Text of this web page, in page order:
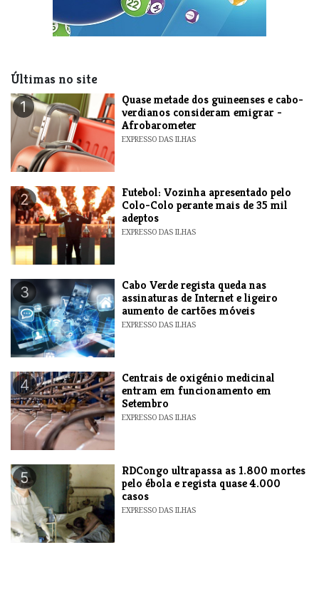
Últimas no site
1
Quase metade dos guineenses e cabo-
verdianos consideram emigrar -
Afrobarometer
EXPRESSO DAS ILHAS
2
Futebol: Vozinha apresentado pelo
Colo-Colo perante mais de 35 mil
adeptos
EXPRESSO DAS ILHAS
3
Cabo Verde regista queda nas
assinaturas de Internet e ligeiro
aumento de cartões móveis
EXPRESSO DAS ILHAS
4
Centrais de oxigénio medicinal
entram em funcionamento em
Setembro
EXPRESSO DAS ILHAS
5
RDCongo ultrapassa as 1.800 mortes
pelo ébola e regista quase 4.000
casos
EXPRESSO DAS ILHAS